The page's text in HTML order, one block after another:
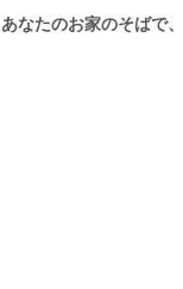
あなたのお家のそばで